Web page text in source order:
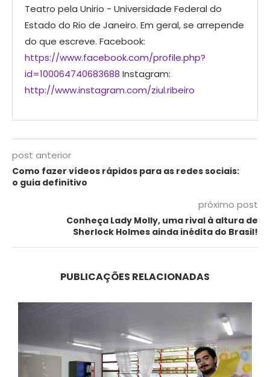
Teatro pela Unirio - Universidade Federal do
Estado do Rio de Janeiro. Em geral, se arrepende
do que escreve. Facebook:
https://www.facebook.com/profile.php?
id=100064740683688 Instagram:
http://www.instagram.com/ziul.ribeiro
post anterior
Como fazer vídeos rápidos para as redes sociais:
o guia definitivo
próximo post
Conheça Lady Molly, uma rival à altura de
Sherlock Holmes ainda inédita do Brasil!
PUBLICAÇÕES RELACIONADAS